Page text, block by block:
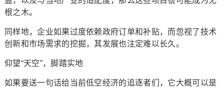
根之木。
同样地，企业如果过度依赖政府订单和补贴，而忽视了技术
创新和市场需求的挖掘，其发展也注定难以长久。
仰望“天空”，脚踏实地
如果要送一句话给当前低空经济的追逐者们，它大概可以是